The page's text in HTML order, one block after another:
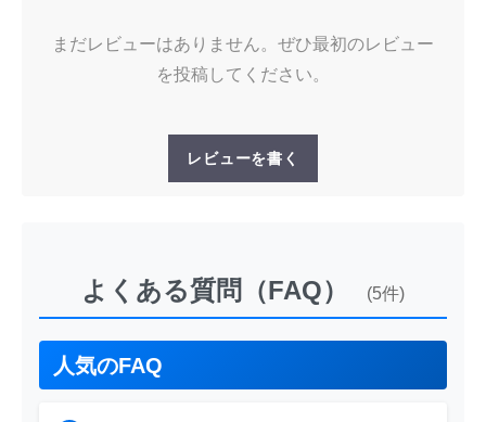
まだレビューはありません。ぜひ最初のレビュー
を投稿してください。
レビューを書く
よくある質問（FAQ） (5件)
人気のFAQ